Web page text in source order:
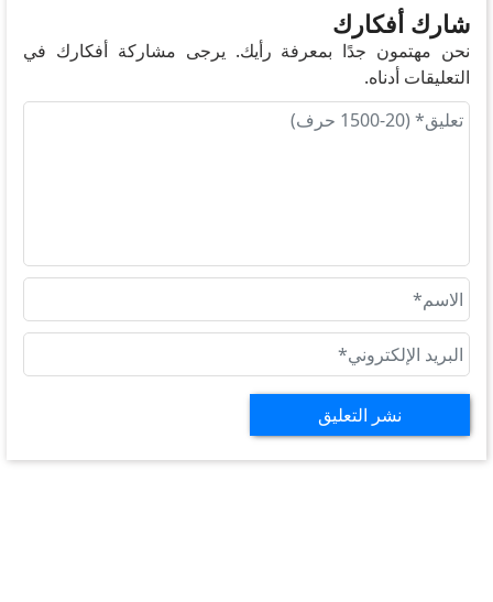
شارك أفكارك
نحن مهتمون جدًا بمعرفة رأيك. يرجى مشاركة أفكارك في
التعليقات أدناه.
نشر التعليق